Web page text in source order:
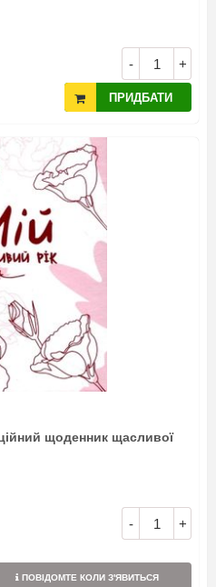
- +
ПРИДБАТИ
щоденник щасливої
- +
ПОВІДОМТЕ КОЛИ З'ЯВИТЬСЯ